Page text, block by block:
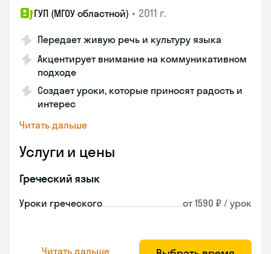
ГУП (МГОУ областной) • 2011 г.
Передает живую речь и культуру языка
Акцентирует внимание на коммуникативном
подходе
Создает уроки, которые приносят радость и
интерес
Читать дальше
Услуги и цены
Греческий язык
Уроки греческого от 1590 ₽ / урок
Читать дальше